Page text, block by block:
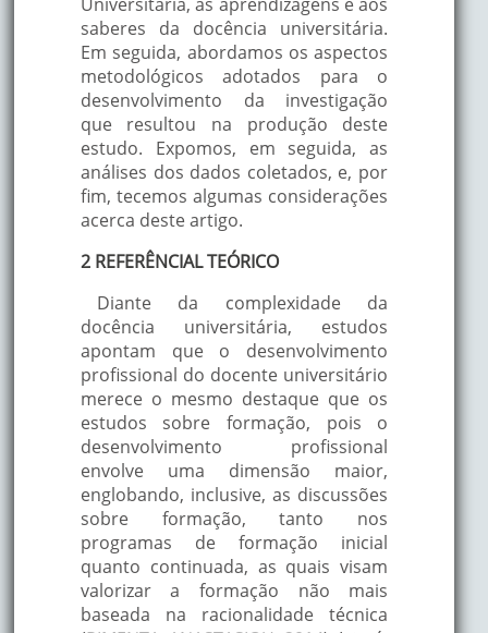
saberes da docência universitária.
Em seguida, abordamos os aspectos
metodológicos adotados para o
desenvolvimento da investigação
que resultou na produção deste
estudo. Expomos, em seguida, as
análises dos dados coletados, e, por
fim, tecemos algumas considerações
acerca deste artigo.
2 REFERÊNCIAL TEÓRICO
Diante da complexidade da
docência universitária, estudos
apontam que o desenvolvimento
profissional do docente universitário
merece o mesmo destaque que os
estudos sobre formação, pois o
desenvolvimento profissional
envolve uma dimensão maior,
englobando, inclusive, as discussões
sobre formação, tanto nos
programas de formação inicial
quanto continuada, as quais visam
valorizar a formação não mais
baseada na racionalidade técnica